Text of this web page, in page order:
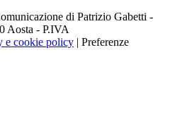
di Patrizio Gabetti -
Aosta - P.IVA
e cookie policy
Preferenze